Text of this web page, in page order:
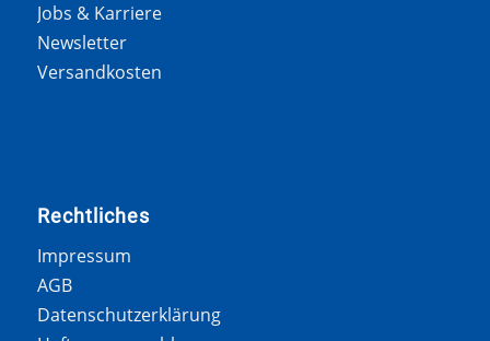
Jobs & Karriere
Newsletter
Versandkosten
Rechtliches
Impressum
AGB
Datenschutzerklärung